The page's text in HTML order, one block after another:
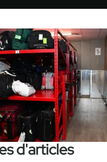
d'articles